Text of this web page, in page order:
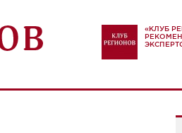
«КЛУБ